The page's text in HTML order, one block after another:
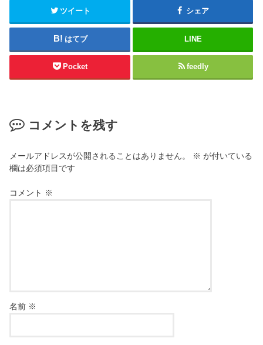
ツイート シェア
はてブ LINE
Pocket feedly
コメントを残す
メールアドレスが公開されることはありません。 ※ が付いている
欄は必須項目です
コメント ※
名前 ※